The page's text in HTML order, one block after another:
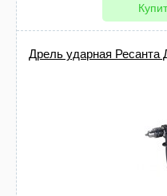
Дрель ударная Ресанта